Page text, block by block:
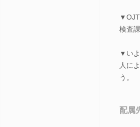
検査
▼い
人に
う。
配属